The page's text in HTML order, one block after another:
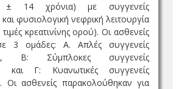
± 14 χρόνια) με συγγενείς
φυσιολογική νεφρική λειτουργία
κρεατινίνης ορού). Οι ασθενείς
3 ομάδες: Α. Απλές συγγενείς
Β: Σύμπλοκες συγγενείς
και Γ: Κυανωτικές συγγενείς
Οι ασθενείς παρακολούθηκαν για